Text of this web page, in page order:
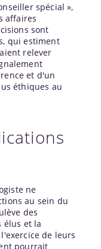
spécial »,
affaires
sont
qui estiment
relever
et d'un
éthiques au
ne
au sein du
des
élus et la
de leurs
pourrait